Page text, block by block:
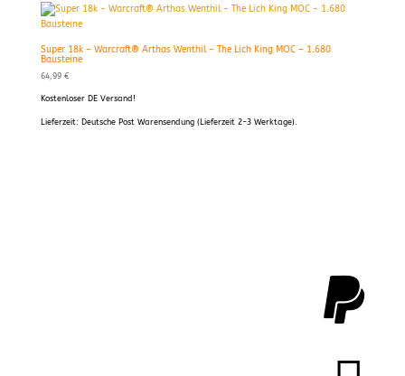
Super 18k – Warcraft® Arthas Wenthil – The Lich King MOC – 1.680
Bausteine
64,99 €
Kostenloser DE Versand!
Lieferzeit: Deutsche Post Warensendung (Lieferzeit 2-3 Werktage).
